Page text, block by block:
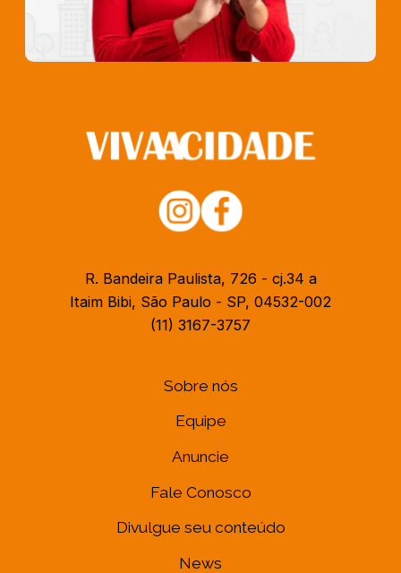
R. Bandeira Paulista, 726 - cj.34 a
Itaim Bibi, São Paulo - SP, 04532-002
(11) 3167-3757
Sobre nós
Equipe
Anuncie
Fale Conosco
Divulgue seu conteúdo
News